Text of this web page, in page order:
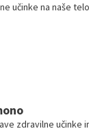
učinke na naše
zdravilne učinke